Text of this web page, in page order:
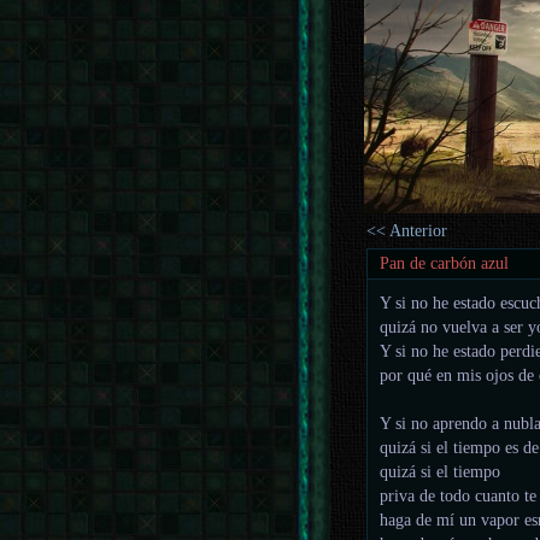
<< Anterior
Pan de carbón azul
Y si no he estado
quizá no vuelva a ser
Y si no he estado
por qué en mis ojos de
Y si no aprendo a
quizá si el tiempo es
quizá si el tiempo
priva de todo cuanto
haga de mí un vapor